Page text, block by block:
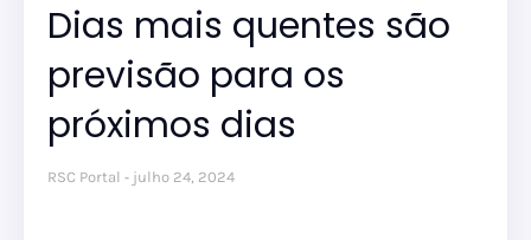
Dias mais quentes são
previsão para os
próximos dias
RSC Portal julho 24, 2024